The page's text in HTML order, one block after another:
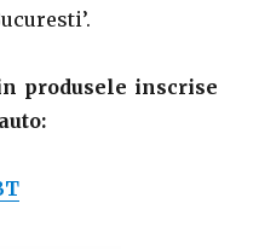
produsele inscrise